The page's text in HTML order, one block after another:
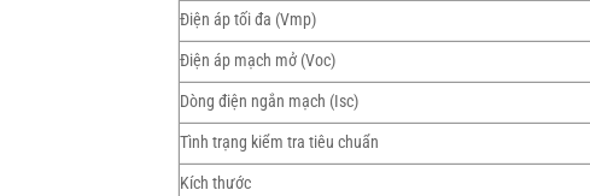
Điện áp tối đa (Vmp)
Điện áp mạch mở (Voc)
Dòng điện ngắn mạch (Isc)
Tình trạng kiểm tra tiêu chuẩn
Kích thước